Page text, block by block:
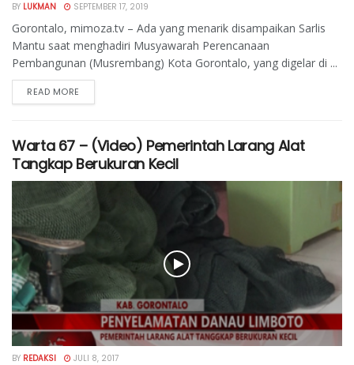
BY LUKMAN SEPTEMBER 17, 2019
Gorontalo, mimoza.tv – Ada yang menarik disampaikan Sarlis
Mantu saat menghadiri Musyawarah Perencanaan
Pembangunan (Musrembang) Kota Gorontalo, yang digelar di ...
READ MORE
Warta 67 – (Video) Pemerintah Larang Alat
Tangkap Berukuran Kecil
BY REDAKSI JULI 8, 2017